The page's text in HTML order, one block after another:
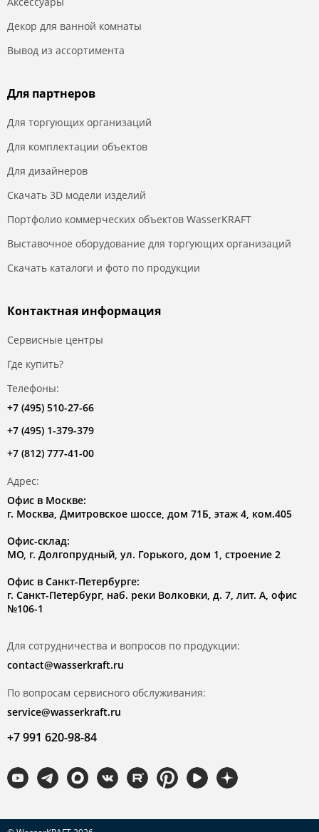
Декор для ванной комнаты
Вывод из ассортимента
Для партнеров
Для торгующих организаций
Для комплектации объектов
Для дизайнеров
Скачать 3D модели изделий
Портфолио коммерческих объектов WasserKRAFT
Выставочное оборудование для торгующих организаций
Скачать каталоги и фото по продукции
Контактная информация
Сервисные центры
Где купить?
Телефоны:
+7 (495) 510-27-66
+7 (495) 1-379-379
+7 (812) 777-41-00
Адрес:
Офис в Москве:
г. Москва, Дмитровское шоссе, дом 71Б, этаж 4, ком.405
Офис-склад:
МО, г. Долгопрудный, ул. Горького, дом 1, строение 2
Офис в Санкт-Петербурге:
г. Санкт-Петербург, наб. реки Волковки, д. 7, лит. А, офис
№106-1
Для сотрудничества и вопросов по продукции:
contact@wasserkraft.ru
По вопросам сервисного обслуживания:
service@wasserkraft.ru
+7 991 620-98-84